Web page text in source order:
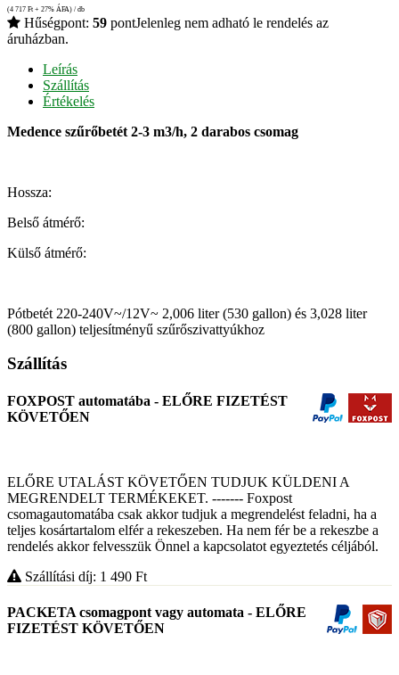
(4 717 Ft + 27% ÁFA) / db
Hűségpont: 59 pontJelenleg nem adható le rendelés az
áruházban.
Leírás
Szállítás
Értékelés
Medence szűrőbetét 2-3 m3/h, 2 darabos csomag
Hossza:
Belső átmérő:
Külső átmérő:
Pótbetét 220-240V~/12V~ 2,006 liter (530 gallon) és 3,028 liter
(800 gallon) teljesítményű szűrőszivattyúkhoz
Szállítás
FOXPOST automatába - ELŐRE FIZETÉST
KÖVETŐEN
ELŐRE UTALÁST KÖVETŐEN TUDJUK KÜLDENI A
MEGRENDELT TERMÉKEKET. ------- Foxpost
csomagautomatába csak akkor tudjuk a megrendelést feladni, ha a
teljes kosártartalom elfér a rekeszeben. Ha nem fér be a rekeszbe a
rendelés akkor felvesszük Önnel a kapcsolatot egyeztetés céljából.
Szállítási díj: 1 490 Ft
PACKETA csomagpont vagy automata - ELŐRE
FIZETÉST KÖVETŐEN